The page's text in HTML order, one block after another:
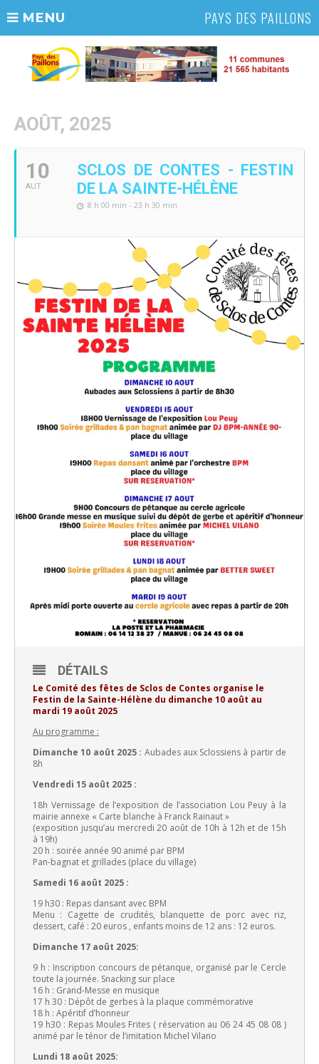
MENU PAYS DES PAILLONS
AOÛT, 2025
10
AUT
SCLOS DE CONTES - FESTIN
DE LA SAINTE-HÉLÈNE
8 h 00 min - 23 h 30 min
DÉTAILS
Le Comité des fêtes de Sclos de Contes organise le
Festin de la Sainte-Hélène du dimanche 10 août au
mardi 19 août 2025
Au programme :
Dimanche 10 août 2025 : Aubades aux Sclossiens à partir de
8h
Vendredi 15 août 2025 :
18h Vernissage de l’exposition de l’association Lou Peuy à la
mairie annexe « Carte blanche à Franck Rainaut »
(exposition jusqu’au mercredi 20 août de 10h à 12h et de 15h
à 19h)
20 h : soirée année 90 animé par BPM
Pan-bagnat et grillades (place du village)
Samedi 16 août 2025 :
19 h30 : Repas dansant avec BPM
Menu : Cagette de crudités, blanquette de porc avec riz,
dessert, café : 20 euros , enfants moins de 12 ans : 12 euros.
Dimanche 17 août 2025:
9 h : Inscription concours de pétanque, organisé par le Cercle
toute la journée. Snacking sur place
16 h : Grand-Messe en musique
17 h 30 : Dépôt de gerbes à la plaque commémorative
18 h : Apéritif d’honneur
19 h30 : Repas Moules Frites ( réservation au 06 24 45 08 08 )
animé par le ténor de l’imitation Michel Vilano
Lundi 18 août 2025: